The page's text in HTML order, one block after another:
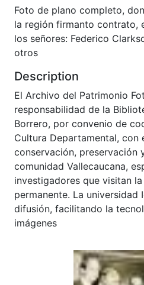
Foto de plano completo,
la región firmanto contrato,
los señores: Federico
otros
Description
El Archivo del Patrimonio
responsabilidad de la
Borrero, por convenio de
Cultura Departamental, con
conservación, preservación
comunidad Vallecaucana,
investigadores que visitan
permanente. La
difusión, facilitando la
imágenes